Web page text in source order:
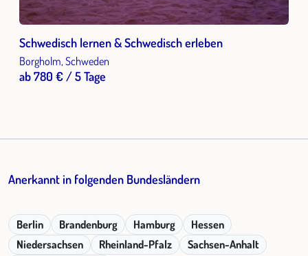
Schwedisch lernen & Schwedisch erleben
Borgholm, Schweden
ab 780 € / 5 Tage
Anerkannt in folgenden Bundesländern
Berlin Brandenburg Hamburg
Hessen
Niedersachsen
Rheinland-Pfalz
Sachsen-Anhalt